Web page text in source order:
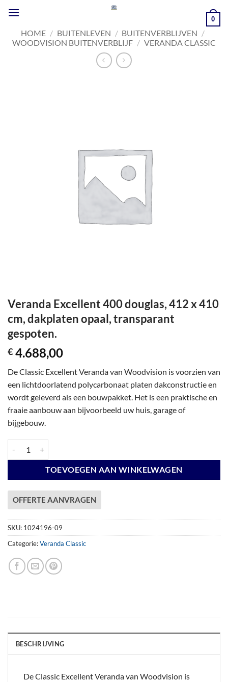
naar
inhoud
0
HOME / BUITENLEVEN / BUITENVERBLIJVEN /
WOODVISION BUITENVERBLIJF / VERANDA CLASSIC
Veranda Excellent 400 douglas, 412 x 410
cm, dakplaten opaal, transparant
gespoten.
€ 4.688,00
De Classic Excellent Veranda van Woodvision is voorzien van
een lichtdoorlatend polycarbonaat platen dakconstructie en
wordt geleverd als een bouwpakket. Het is een praktische en
fraaie aanbouw aan bijvoorbeeld uw huis, garage of
bijgebouw.
TOEVOEGEN AAN WINKELWAGEN
OFFERTE AANVRAGEN
SKU: 1024196-09
Categorie:Veranda Classic
BESCHRIJVING
De Classic Excellent Veranda van Woodvision is